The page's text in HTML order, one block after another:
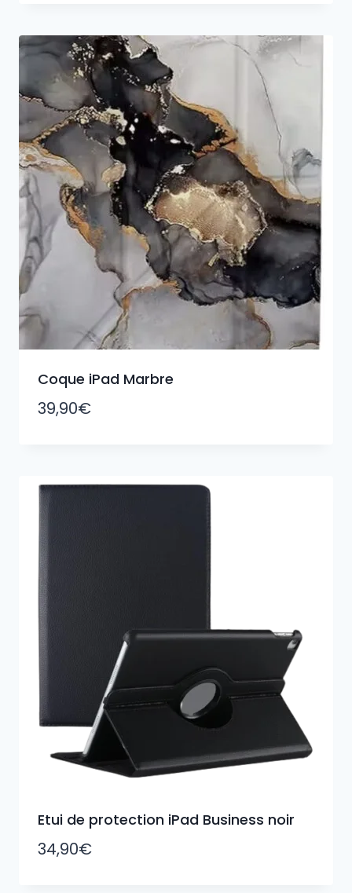
Coque iPad Marbre
39,90€
Etui de protection iPad Business noir
34,90€